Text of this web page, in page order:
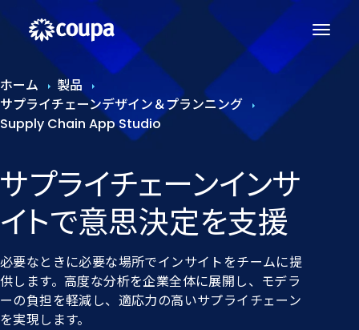
ホーム
製品
サプライチェーンデザイン＆プランニング
Supply Chain App Studio
サプライチェーンインサ
イトで​意思決定を​支援
必要なときに必要な場所でインサイトをチームに提
供します。高度な分析を企業全体に展開し、モデラ
ーの負担を軽減し、適応力の高いサプライチェーン
を実現します。